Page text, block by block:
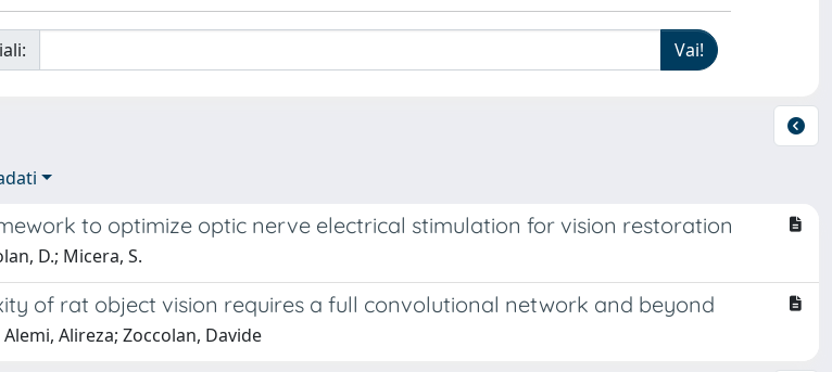
to optimize optic nerve electrical stimulation for vision restoration
D.; Micera, S.
of rat object vision requires a full convolutional network and beyond
Alireza; Zoccolan, Davide